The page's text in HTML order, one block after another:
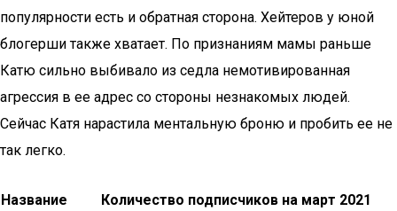
популярности есть и обратная сторона. Хейтеров у юной
блогерши также хватает. По признаниям мамы раньше
Катю сильно выбивало из седла немотивированная
агрессия в ее адрес со стороны незнакомых людей.
Сейчас Катя нарастила ментальную броню и пробить ее не
так легко.
Название
Количество подписчиков на март 2021